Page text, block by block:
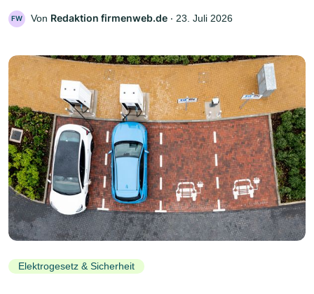
FW Von Redaktion firmenweb.de ‧ 23. Juli 2026
Elektrogesetz & Sicherheit